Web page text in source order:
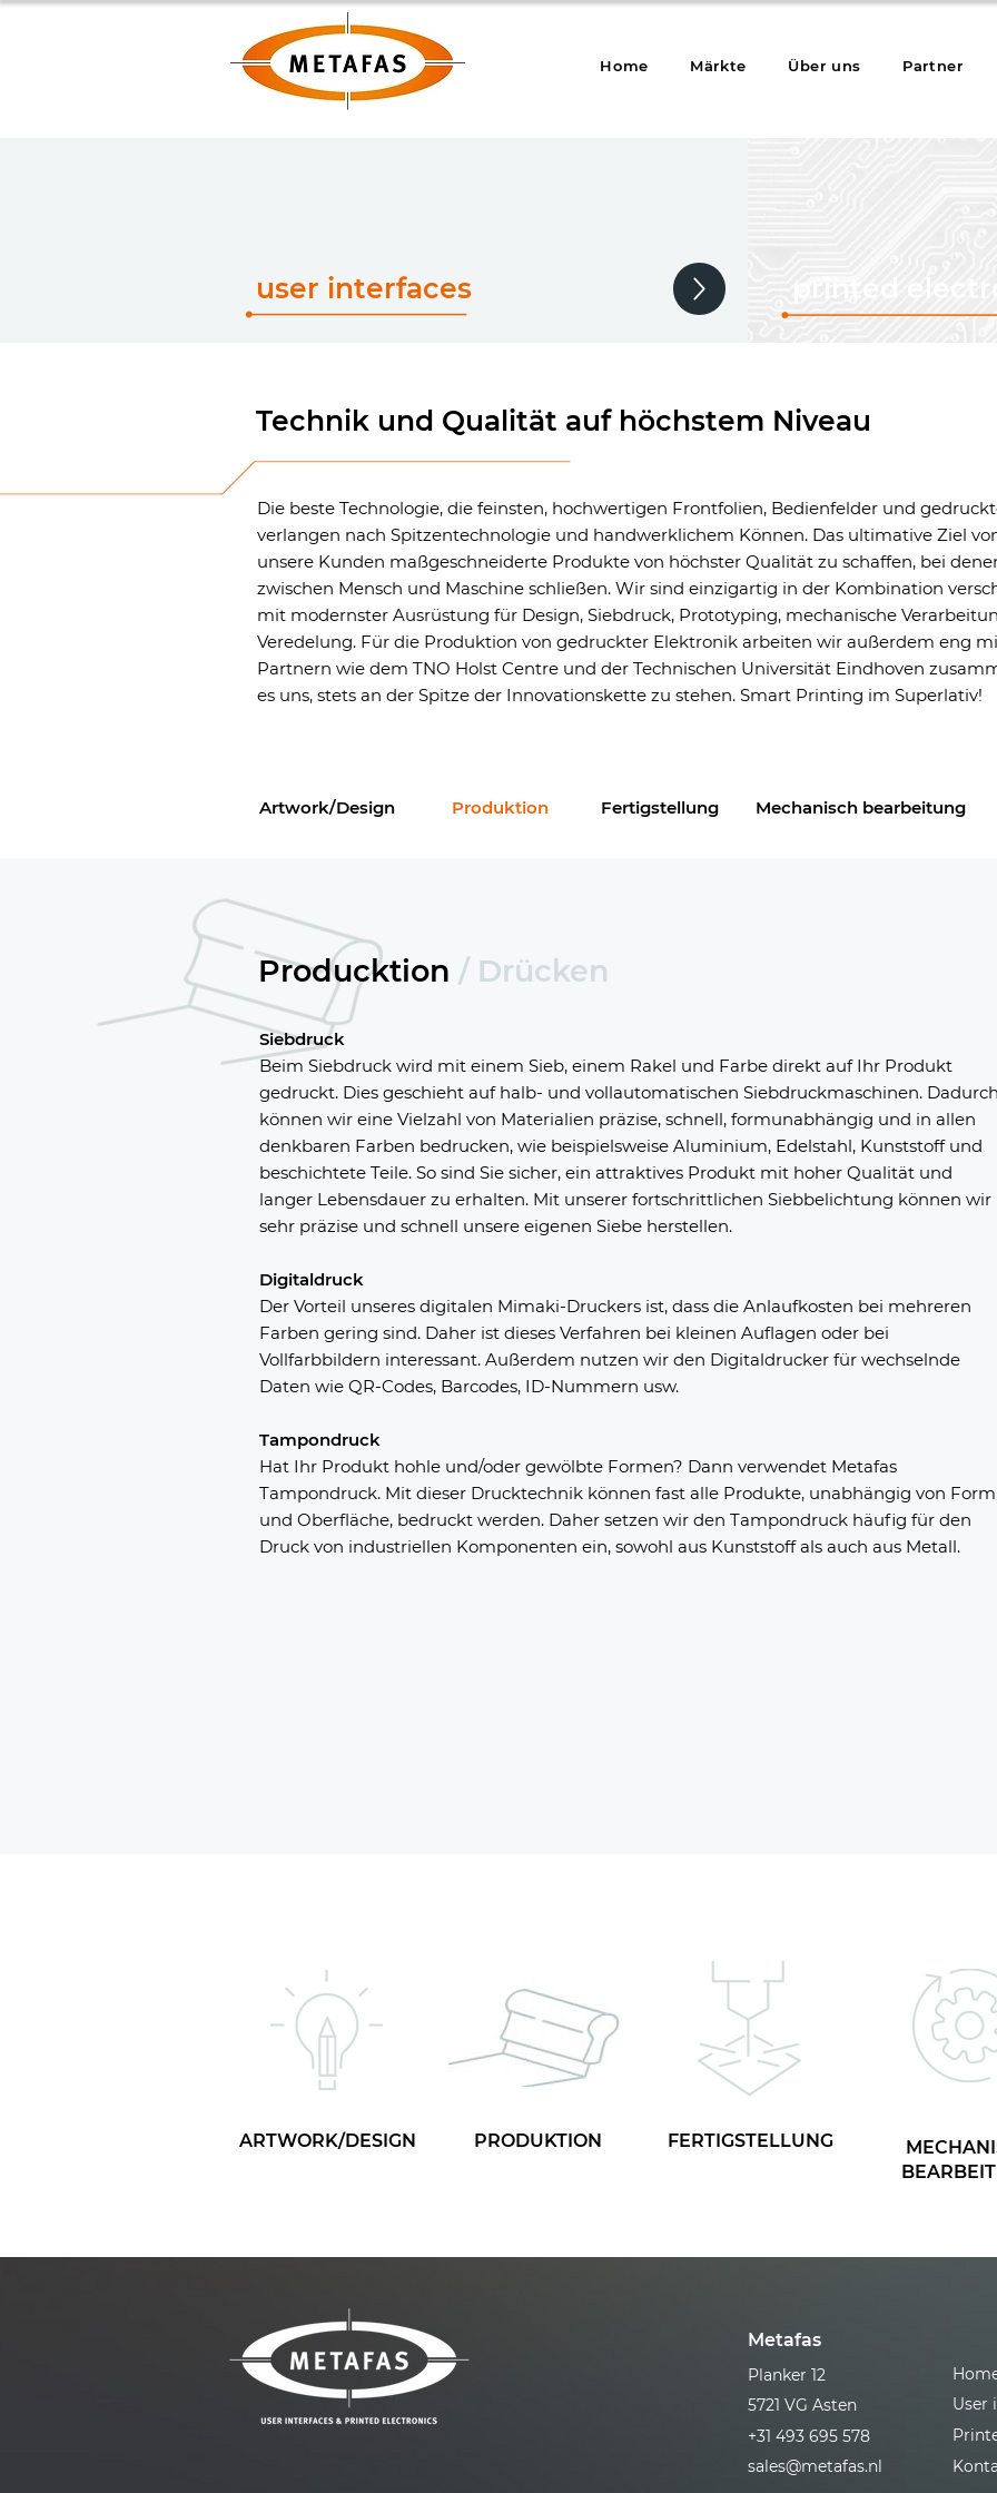
Home Märkte Über uns Partner
user interfaces
Technik und Qualität auf höchstem Niveau
Die beste Technologie, die feinsten, hochwertigen Frontfolien, Bedienfelder und
verlangen nach Spitzentechnologie und handwerklichem Können. Das ultimative Ziel
unsere Kunden maßgeschneiderte Produkte von höchster Qualität zu schaffen, bei
zwischen Mensch und Maschine schließen. Wir sind einzigartig in der Kombination
mit modernster Ausrüstung für Design, Siebdruck, Prototyping, mechanische
Veredelung. Für die Produktion von gedruckter Elektronik arbeiten wir außerdem eng
Partnern wie dem TNO Holst Centre und der Technischen Universität Eindhoven
es uns, stets an der Spitze der Innovationskette zu stehen. Smart Printing im Superlativ!
Fertigstellung Mechanisch bearbeitung
Produktion
Artwork/Design
Producktion / Drücken
Siebdruck
Beim Siebdruck wird mit einem Sieb, einem Rakel und Farbe direkt auf Ihr Produkt
gedruckt. Dies geschieht auf halb- und vollautomatischen Siebdruckmaschinen.
können wir eine Vielzahl von Materialien präzise, schnell, formunabhängig und in allen
denkbaren Farben bedrucken, wie beispielsweise Aluminium, Edelstahl, Kunststoff und
beschichtete Teile. So sind Sie sicher, ein attraktives Produkt mit hoher Qualität und
langer Lebensdauer zu erhalten. Mit unserer fortschrittlichen Siebbelichtung können wir
sehr präzise und schnell unsere eigenen Siebe herstellen.
Digitaldruck
Der Vorteil unseres digitalen Mimaki-Druckers ist, dass die Anlaufkosten bei mehreren
Farben gering sind. Daher ist dieses Verfahren bei kleinen Auflagen oder bei
Vollfarbbildern interessant. Außerdem nutzen wir den Digitaldrucker für wechselnde
Daten wie QR-Codes, Barcodes, ID-Nummern usw.
Tampondruck
Hat Ihr Produkt hohle und/oder gewölbte Formen? Dann verwendet Metafas
Tampondruck. Mit dieser Drucktechnik können fast alle Produkte, unabhängig von Form
und Oberfläche, bedruckt werden. Daher setzen wir den Tampondruck häufig für den
Druck von industriellen Komponenten ein, sowohl aus Kunststoff als auch aus Metall.
ARTWORK/DESIGN PRODUKTION FERTIGSTELLUNG
Metafas
Planker 12
5721 VG Asten
+31 493 695 578
sales@metafas.nl
User